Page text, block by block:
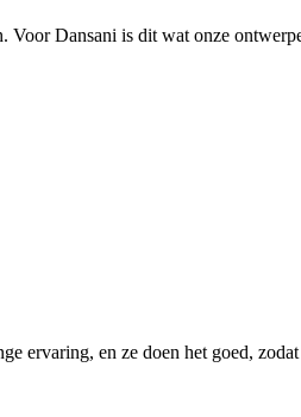
Dansani is dit wat onze
ervaring, en ze doen het goed,